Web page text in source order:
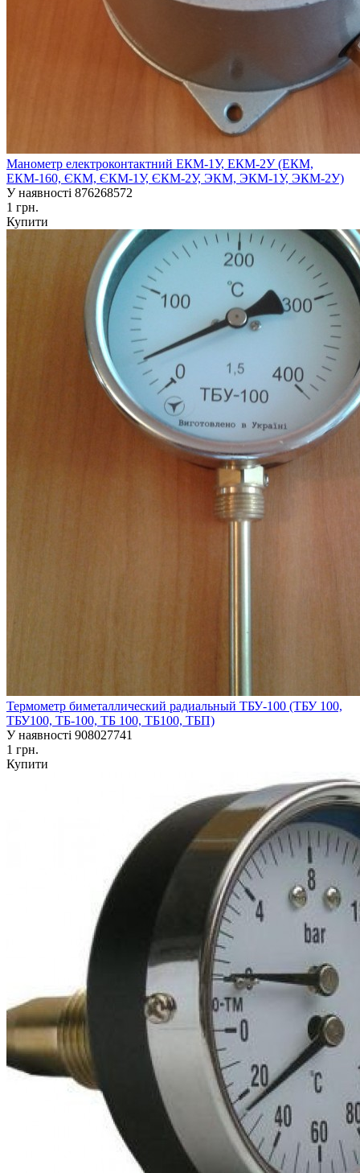
Манометр електроконтактний ЕКМ-1У, ЕКМ-2У (ЕКМ,
ЕКМ-160, ЄКМ, ЄКМ-1У, ЄКМ-2У, ЭКМ, ЭКМ-1У, ЭКМ-2У)
У наявності 876268572
1 грн.
Купити
Термометр биметаллический радиальный ТБУ-100 (ТБУ 100,
ТБУ100, ТБ-100, ТБ 100, ТБ100, ТБП)
У наявності 908027741
1 грн.
Купити